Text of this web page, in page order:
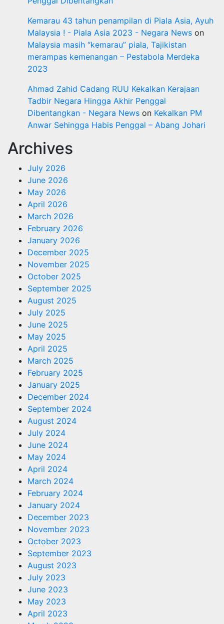
Kemarau 43 tahun penampilan di Piala Asia, Ayuh
Malaysia ! - Piala Asia 2023 - Negara News on
Malaysia masih “kemarau” piala, Tajikistan
merampas kemenangan – Pestabola Merdeka
2023
Ahmad Zahid Cadang RUU Kekalkan Kerajaan
Tadbir Negara Hingga Akhir Penggal
Dibentangkan - Negara News on Kekalkan PM
Anwar Sehingga Habis Penggal – Abang Johari
Archives
July 2026
June 2026
May 2026
April 2026
March 2026
February 2026
January 2026
December 2025
November 2025
October 2025
September 2025
August 2025
July 2025
June 2025
May 2025
April 2025
March 2025
February 2025
January 2025
December 2024
September 2024
August 2024
July 2024
June 2024
May 2024
April 2024
March 2024
February 2024
January 2024
December 2023
November 2023
October 2023
September 2023
August 2023
July 2023
June 2023
May 2023
April 2023